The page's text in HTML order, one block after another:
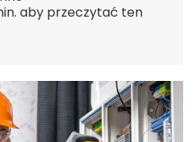
aby przeczytać ten